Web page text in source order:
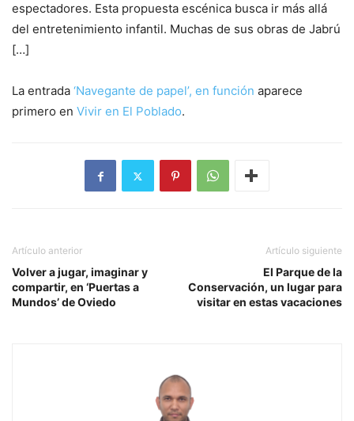
espectadores. Esta propuesta escénica busca ir más allá
del entretenimiento infantil. Muchas de sus obras de Jabrú
[…]
La entrada ‘Navegante de papel’, en función aparece
primero en Vivir en El Poblado.
Artículo anterior
Volver a jugar, imaginar y
compartir, en ‘Puertas a
Mundos’ de Oviedo
Artículo siguiente
El Parque de la
Conservación, un lugar para
visitar en estas vacaciones